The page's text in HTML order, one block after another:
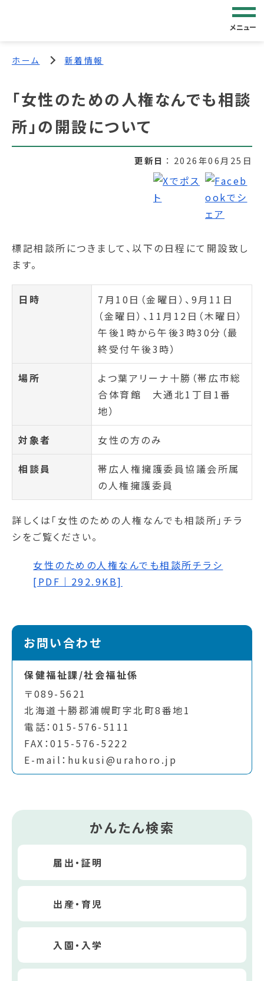
メニュー
ホーム 新着情報
「女性のための人権なんでも相談
所」の開設について
更新日 2026年06月25日
標記相談所につきまして、以下の日程にて開設致し
ます。
日時
7月10日（金曜日）、9月11日
（金曜日）、11月12日（木曜日）
午後1時から午後3時30分（最
終受付午後3時）
場所
よつ葉アリーナ十勝（帯広市総
合体育館 大通北1丁目1番
地）
対象者 女性の方のみ
相談員
帯広人権擁護委員協議会所属
の人権擁護委員
詳しくは「女性のための人権なんでも相談所」チラ
シをご覧ください。
女性のための人権なんでも相談所チラシ
[PDF｜292.9KB]
お問い合わせ
保健福祉課/社会福祉係
〒089-5621
北海道十勝郡浦幌町字北町8番地1
電話：015-576-5111
FAX：015-576-5222
E-mail：hukusi@urahoro.jp
かんたん検索
届出・証明
出産・育児
入園・入学